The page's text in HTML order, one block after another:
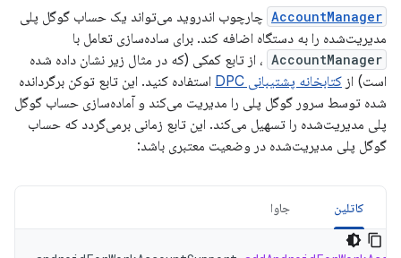
AccountManager چارچوب اندروید می‌تواند یک حساب گوگل پلی
مدیریت‌شده را به دستگاه اضافه کند. برای ساده‌سازی تعامل با
AccountManager ، از تابع کمکی (که در مثال زیر نشان داده شده
است) از کتابخانه پشتیبانی DPC
استفاده کنید. این تابع توکن برگردانده
شده توسط سرور گوگل پلی را مدیریت می‌کند و آماده‌سازی حساب گوگل
پلی مدیریت‌شده را تسهیل می‌کند. این تابع زمانی برمی‌گردد که حساب
گوگل پلی مدیریت‌شده در وضعیت معتبری باشد:
کاتلین جاوا